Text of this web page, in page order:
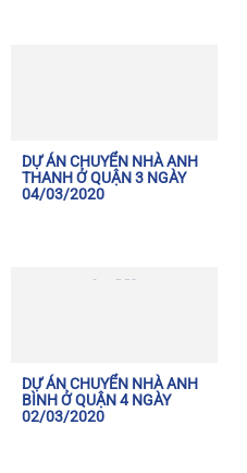
DỰ ÁN CHUYỂN NHÀ ANH
THANH Ở QUẬN 3 NGÀY
04/03/2020
DỰ ÁN CHUYỂN NHÀ ANH
BÌNH Ở QUẬN 4 NGÀY
02/03/2020